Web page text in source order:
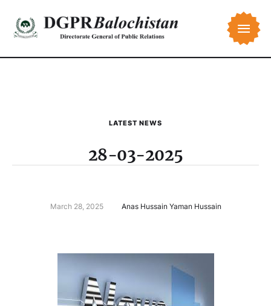
LATEST NEWS
28-03-2025
March 28, 2025 Anas Hussain Yaman Hussain